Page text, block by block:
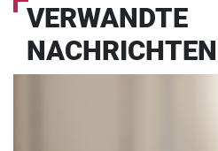
VERWANDTE
NACHRICHTEN